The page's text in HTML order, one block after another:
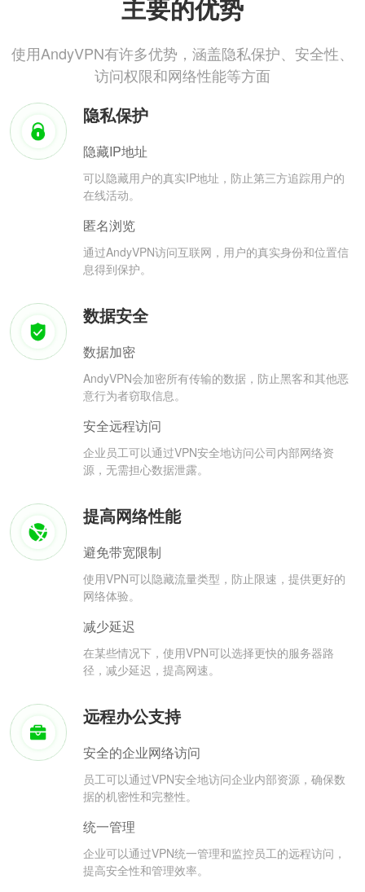
主要的优势
使用AndyVPN有许多优势，涵盖隐私保护、安全性、
访问权限和网络性能等方面
隐私保护
隐藏IP地址
可以隐藏用户的真实IP地址，防止第三方追踪用户的
在线活动。
匿名浏览
通过AndyVPN访问互联网，用户的真实身份和位置信
息得到保护。
数据安全
数据加密
AndyVPN会加密所有传输的数据，防止黑客和其他恶
意行为者窃取信息。
安全远程访问
企业员工可以通过VPN安全地访问公司内部网络资
源，无需担心数据泄露。
提高网络性能
避免带宽限制
使用VPN可以隐藏流量类型，防止限速，提供更好的
网络体验。
减少延迟
在某些情况下，使用VPN可以选择更快的服务器路
径，减少延迟，提高网速。
远程办公支持
安全的企业网络访问
员工可以通过VPN安全地访问企业内部资源，确保数
据的机密性和完整性。
统一管理
企业可以通过VPN统一管理和监控员工的远程访问，
提高安全性和管理效率。